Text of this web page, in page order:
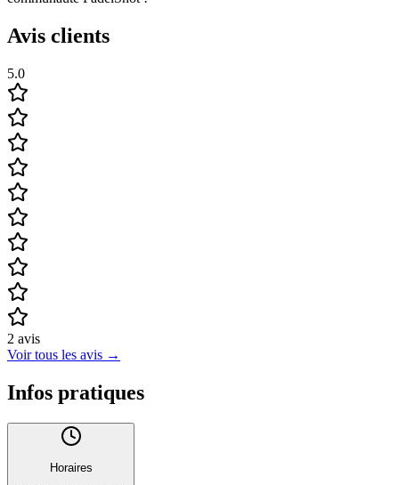
Avis clients
5.0
2 avis
Voir tous les avis →
Infos pratiques
Horaires